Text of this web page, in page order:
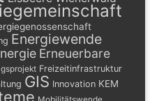
Energiewende
Erneuerbare
Freizeitinfrastruktur
GIS Innovation KEM